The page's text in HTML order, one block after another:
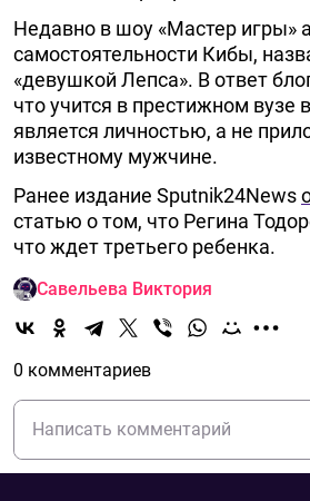
Недавно в шоу «Мастер игры»
самостоятельности Кибы,
«девушкой Лепса». В ответ
что учится в престижном вузе
является личностью, а не
известному мужчине.
Ранее издание Sputnik24News
статью о том, что Регина
что ждет третьего ребенка.
Савельева Виктория
0 комментариев